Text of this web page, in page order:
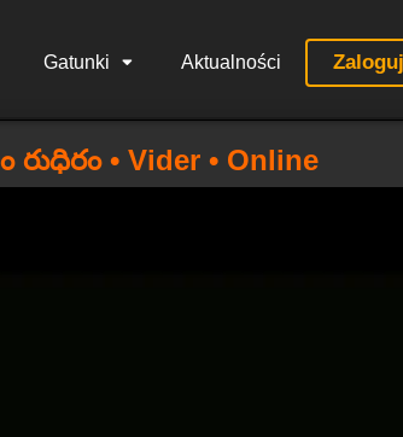
Gatunki Aktualności
రుధిరం • Vider • Online